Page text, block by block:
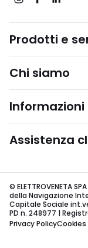
Prodotti e
Chi siamo
Informazioni
Assistenza
© ELETTROVENETA
della Navigazione
Capitale Sociale
PD n. 248977 |
Privacy Policy